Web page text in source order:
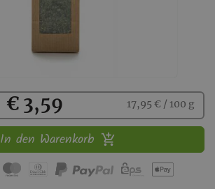
€ 3,59 17,95 € / 100 g
In den Warenkorb